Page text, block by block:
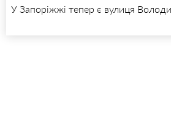
У Запоріжжі тепер є вулиця